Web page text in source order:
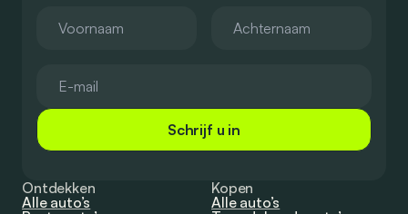
Schrijf u in
Ontdekken
Alle auto’s
Kopen
Alle auto’s